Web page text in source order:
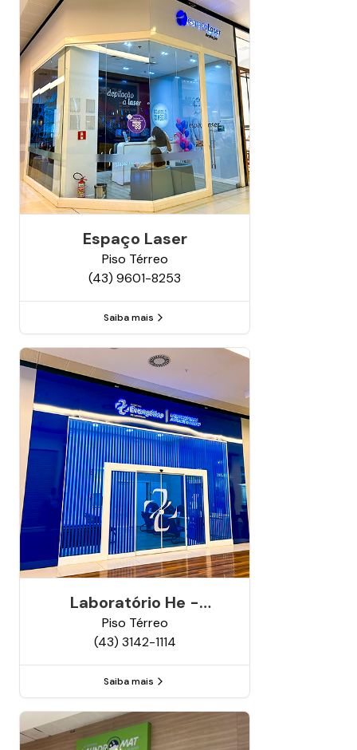
Espaço Laser
Piso Térreo
(43) 9601-8253
Saiba mais
Laboratório He -
Análises Clínicas
Piso Térreo
(43) 3142-1114
Saiba mais